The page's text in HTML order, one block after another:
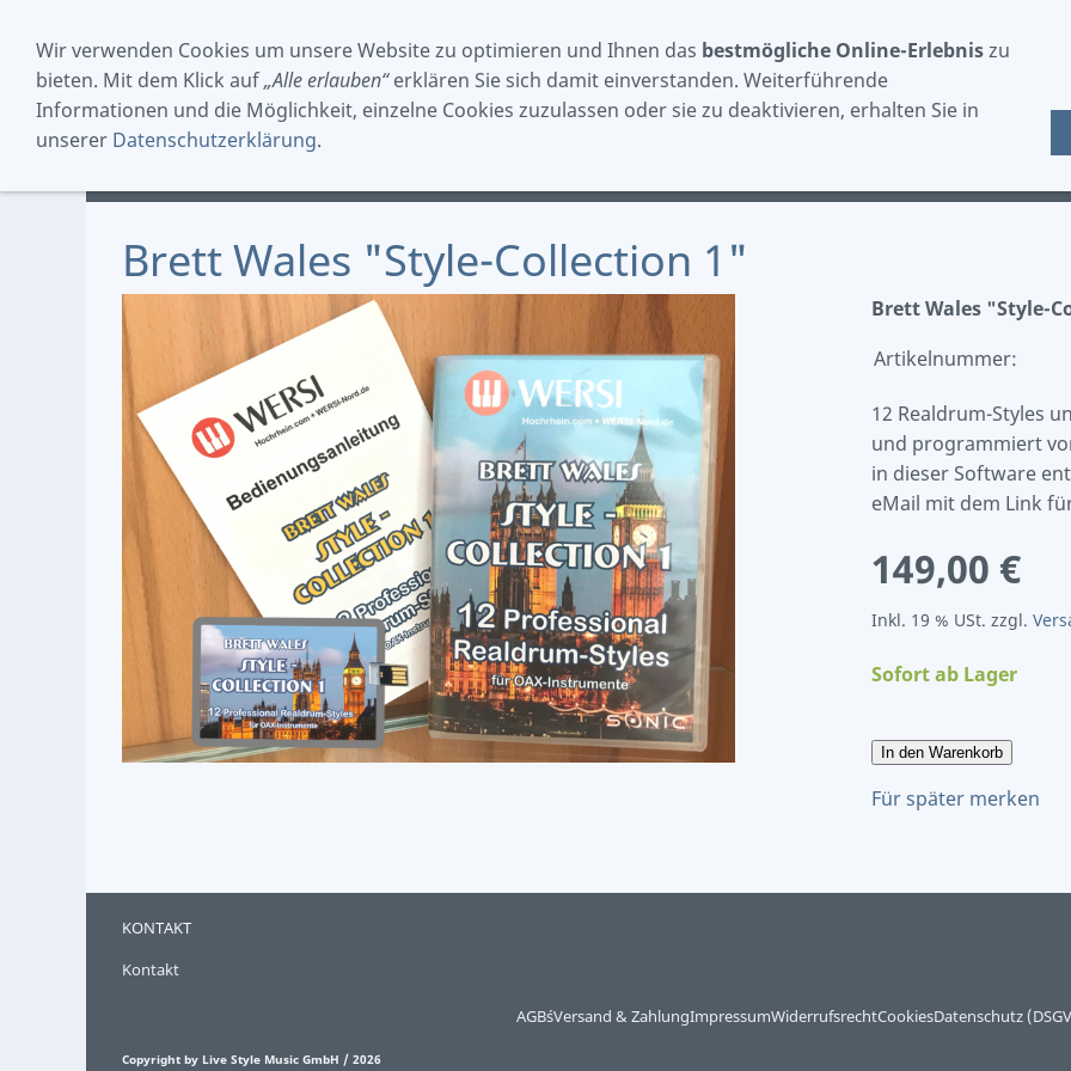
Brett Wales "Style-Collection 1"
Brett Wales "Style-
Artikelnummer:
12 Realdrum-Styles
und programmiert
in dieser Software
eMail mit dem Link
149,00 €
Inkl. 19 % USt. zzgl.
Sofort ab Lager
In den Warenkorb
Für später merken
KONTAKT
Kontakt
AGB´sVersand & ZahlungImpressumWiderrufsrechtCookiesDatenschutz
Copyright by Live Style Music GmbH / 2026
Wir verwenden Cookies um unsere Website zu optimieren und Ihnen das bestmögliche Online-Erlebniszu
bieten. Mit dem Klick auf„Alle erlauben“erklären Sie sich damit einverstanden. Weiterführende
Informationen und die Möglichkeit, einzelne Cookies zuzulassen oder sie zu deaktivieren, erhalten Sie in
unserer Datenschutzerklärung.